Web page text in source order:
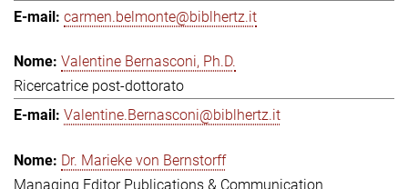
carmen.belmonte@biblhertz.it
Valentine Bernasconi, Ph.D.
Ricercatrice post-dottorato
Valentine.Bernasconi@biblhertz.it
Dr. Marieke von Bernstorff
Managing Editor Publications & Communication